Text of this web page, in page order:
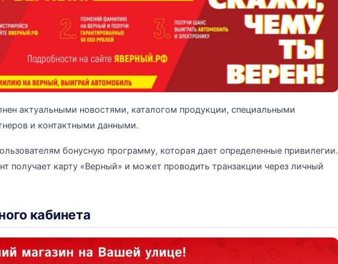
актуальными новостями, каталогом продукции, специальными
и контактными данными.
бонусную программу, которая дает определенные привилегии.
получает карту «Верный» и может проводить транзакции через личный
кабинета